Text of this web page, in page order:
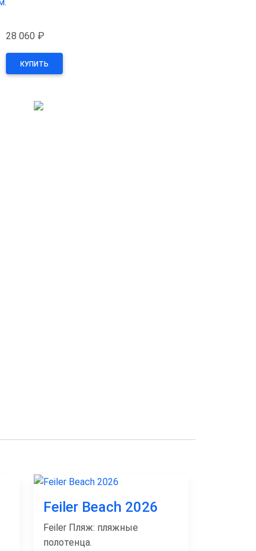
28 060 ₽
КУПИТЬ
Feiler Beach 2026
Feiler Пляж: пляжные
полотенца.